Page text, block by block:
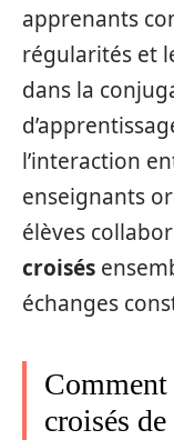
apprenants
régularités et
dans la
l’interaction
enseignants
élèves
croisés
échanges
croisés